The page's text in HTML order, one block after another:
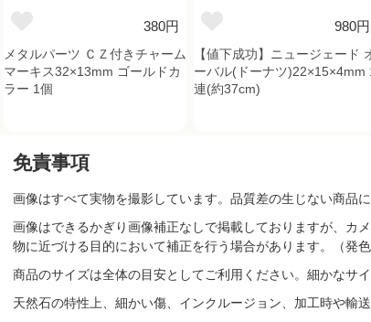
380円
メタルパーツ ＣＺ付きチャーム
マーキス32×13mm ゴールドカ
ラー 1個
980円
【値下成功】ニュージェード
ーバル(ドーナツ)22×15×4mm
連(約37cm)
免責事項
画像はすべて実物を撮影しています。品質差の生じない商品
画像はできるかぎり画像補正なしで掲載しておりますが、カ
物に近づける目的において補正を行う場合があります。（発
商品のサイズは全体の目安としてご利用ください。細かなサ
天然石の特性上、細かい傷、インクルージョン、加工時や輸